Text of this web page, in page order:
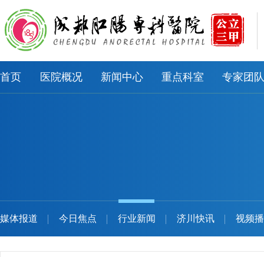
首页 医院概况 新闻中心 重点科室 专家团队
媒体报道 今日焦点 行业新闻 济川快讯 视频